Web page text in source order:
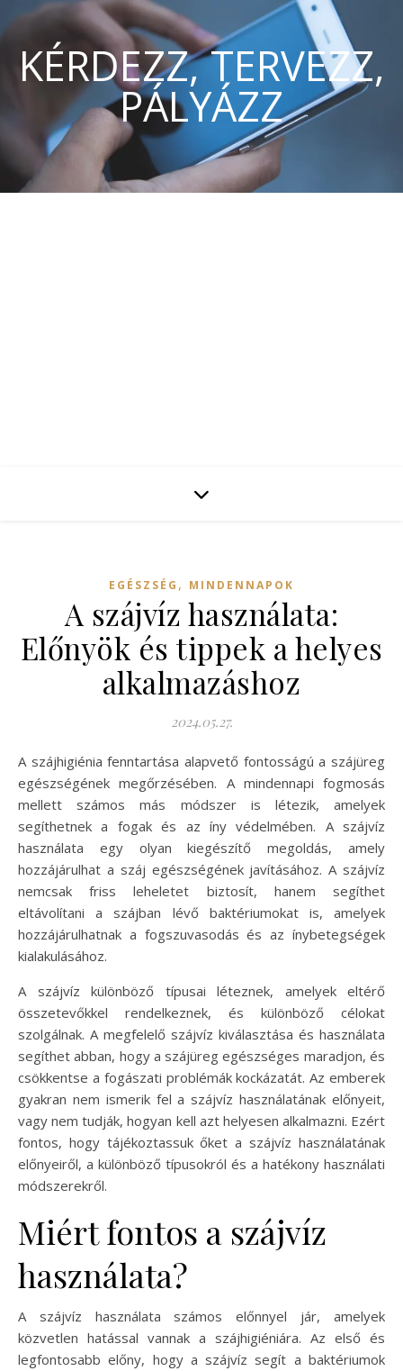
KÉRDEZZ, TERVEZZ,
PÁLYÁZZ
EGÉSZSÉG , MINDENNAPOK
A szájvíz használata:
Előnyök és tippek a helyes
alkalmazáshoz
2024.05.27.
A szájhigiénia fenntartása alapvető fontosságú a szájüreg
egészségének megőrzésében. A mindennapi fogmosás
mellett számos más módszer is létezik, amelyek
segíthetnek a fogak és az íny védelmében. A szájvíz
használata egy olyan kiegészítő megoldás, amely
hozzájárulhat a száj egészségének javításához. A szájvíz
nemcsak friss leheletet biztosít, hanem segíthet
eltávolítani a szájban lévő baktériumokat is, amelyek
hozzájárulhatnak a fogszuvasodás és az ínybetegségek
kialakulásához.
A szájvíz különböző típusai léteznek, amelyek eltérő
összetevőkkel rendelkeznek, és különböző célokat
szolgálnak. A megfelelő szájvíz kiválasztása és használata
segíthet abban, hogy a szájüreg egészséges maradjon, és
csökkentse a fogászati problémák kockázatát. Az emberek
gyakran nem ismerik fel a szájvíz használatának előnyeit,
vagy nem tudják, hogyan kell azt helyesen alkalmazni. Ezért
fontos, hogy tájékoztassuk őket a szájvíz használatának
előnyeiről, a különböző típusokról és a hatékony használati
módszerekről.
Miért fontos a szájvíz
használata?
A szájvíz használata számos előnnyel jár, amelyek
közvetlen hatással vannak a szájhigiéniára. Az első és
legfontosabb előny, hogy a szájvíz segít a baktériumok